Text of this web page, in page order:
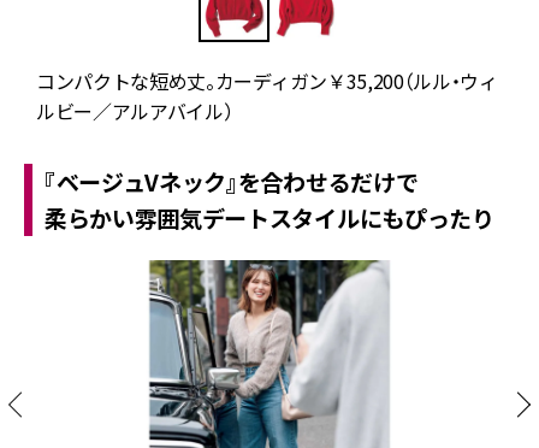
コンパクトな短め丈。カーディガン￥35,200（ルル・ウィ
ルビー／アルアバイル）
『ベージュVネック』を合わせるだけで
柔らかい雰囲気デートスタイルにもぴったり